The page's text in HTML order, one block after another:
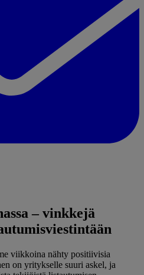
– vinkkejä
viikkoina nähty positiivisia
on yritykselle suuri askel, ja